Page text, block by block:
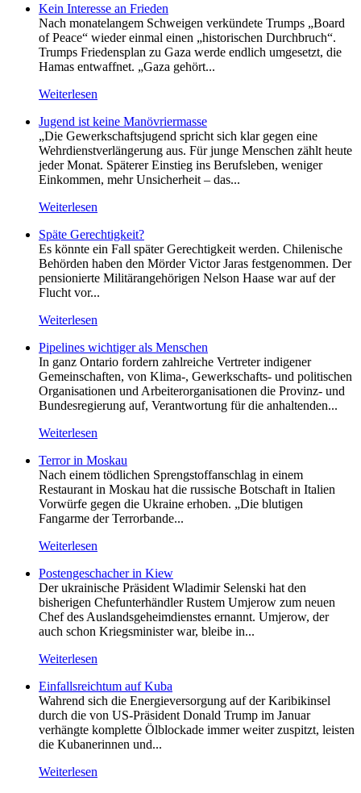
Kein Inte­resse an Frieden
Nach monatelangem Schweigen verkündete Trumps „Board
of Peace“ wieder einmal einen „historischen Durchbruch“.
Trumps Friedensplan zu Gaza werde endlich umgesetzt, die
Hamas entwaffnet. „Gaza gehört...
Weiterlesen
Jugend ist keine Manövriermasse
„Die Gewerkschaftsjugend spricht sich klar gegen eine
Wehrdienstverlängerung aus. Für junge Menschen zählt heute
jeder Monat. Späterer Einstieg ins Berufsleben, weniger
Einkommen, mehr Unsicherheit – das...
Weiterlesen
Späte Gerechtigkeit?
Es könnte ein Fall später Gerechtigkeit werden. Chilenische
Behörden haben den Mörder Victor Jaras festgenommen. Der
pensionierte Militärangehörigen Nelson Haase war auf der
Flucht vor...
Weiterlesen
Pipelines wichtiger als Menschen
In ganz Ontario fordern zahlreiche Vertreter indigener
Gemeinschaften, von Klima-, Gewerkschafts- und politischen
Organisationen und Arbeiterorganisationen die Provinz- und
Bundesregierung auf, Verantwortung für die anhaltenden...
Weiterlesen
Terror in Moskau
Nach einem tödlichen Sprengstoffanschlag in einem
Restaurant in Moskau hat die russische Botschaft in Italien
Vorwürfe gegen die Ukraine erhoben. „Die blutigen
Fangarme der Terrorbande...
Weiterlesen
Postengeschacher in Kiew
Der ukrainische Präsident Wladimir Selenski hat den
bisherigen Chefunterhändler Rustem Umjerow zum neuen
Chef des Auslandsgeheimdienstes ernannt. Umjerow, der
auch schon Kriegsminister war, bleibe in...
Weiterlesen
Einfallsreichtum auf Kuba
Wahrend sich die Energieversorgung auf der Karibikinsel
durch die von US-Präsident Donald Trump im Januar
verhängte komplette Ölblockade immer weiter zuspitzt, leisten
die Kubanerinnen und...
Weiterlesen